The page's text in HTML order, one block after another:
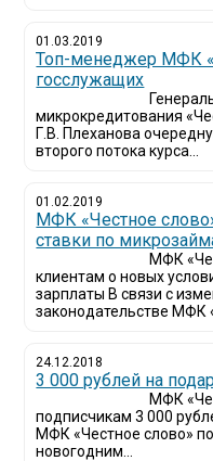
01.03.2019
Топ-менеджер МФК
госслужащих
микрокредитования
Г.В. Плеханова
второго потока курса...
01.02.2019
МФК «Честное
ставки по
МФК
клиентам о новых
зарплаты В связи с
законодательстве МФК
24.12.2018
3 000 рублей на
МФК
подписчикам 3 000
МФК «Честное слово»
новогодним...